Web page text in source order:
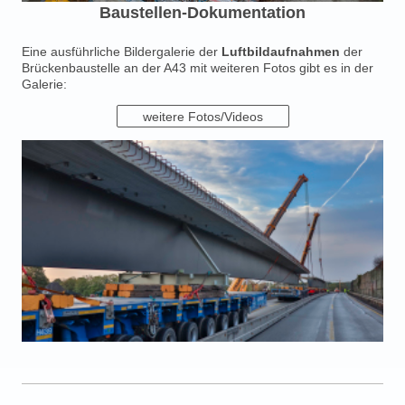
Baustellen-Dokumentation
Eine ausführliche Bildergalerie der Luftbildaufnahmen der
Brückenbaustelle an der A43 mit weiteren Fotos gibt es in der
Galerie:
weitere Fotos/Videos